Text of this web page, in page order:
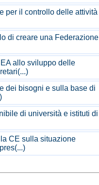
per il controllo delle attività
di creare una Federazione
allo sviluppo delle
dei bisogni e sulla base di
di università e istituti di
CE sulla situazione